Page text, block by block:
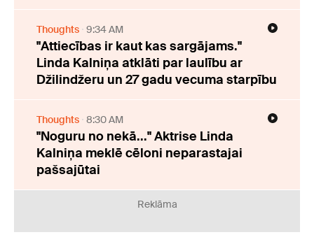
Thoughts 9:34 AM
"Attiecības ir kaut kas sargājams."
Linda Kalniņa atklāti par laulību ar
Džilindžeru un 27 gadu vecuma starpību
Thoughts 8:30 AM
"Noguru no nekā..." Aktrise Linda
Kalniņa meklē cēloni neparastajai
pašsajūtai
Reklāma